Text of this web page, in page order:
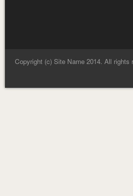
Copyright (c) Site Name 2014. All